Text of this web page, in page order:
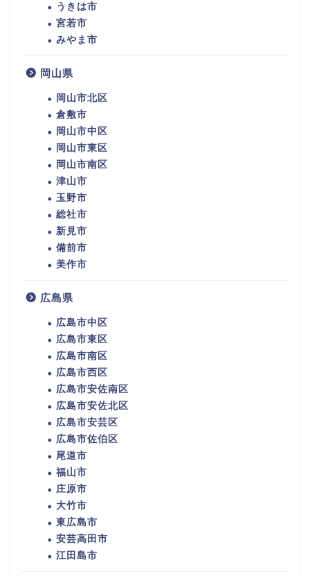
うきは市
宮若市
みやま市
岡山県
岡山市北区
倉敷市
岡山市中区
岡山市東区
岡山市南区
津山市
玉野市
総社市
新見市
備前市
美作市
広島県
広島市中区
広島市東区
広島市南区
広島市西区
広島市安佐南区
広島市安佐北区
広島市安芸区
広島市佐伯区
尾道市
福山市
庄原市
大竹市
東広島市
安芸高田市
江田島市